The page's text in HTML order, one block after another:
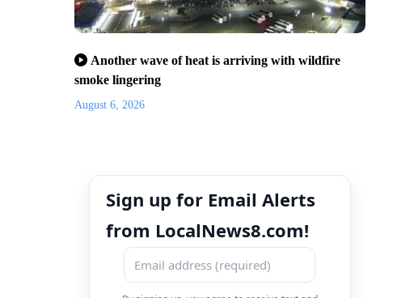
Another wave of heat is arriving with wildfire
smoke lingering
August 6, 2026
Sign up for Email Alerts
from LocalNews8.com!